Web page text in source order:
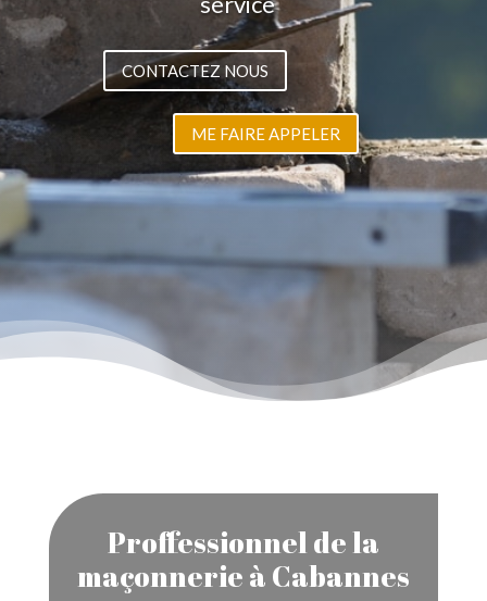
CONTACTEZ NOUS
ME FAIRE APPELER
Proffessionnel de la
maçonnerie à Cabannes